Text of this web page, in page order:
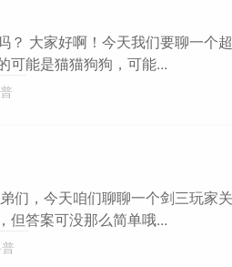
？ 大家好啊！今天我们要聊一
可能是猫猫狗狗，可能...
们，今天咱们聊聊一个剑三玩
但答案可没那么简单哦...